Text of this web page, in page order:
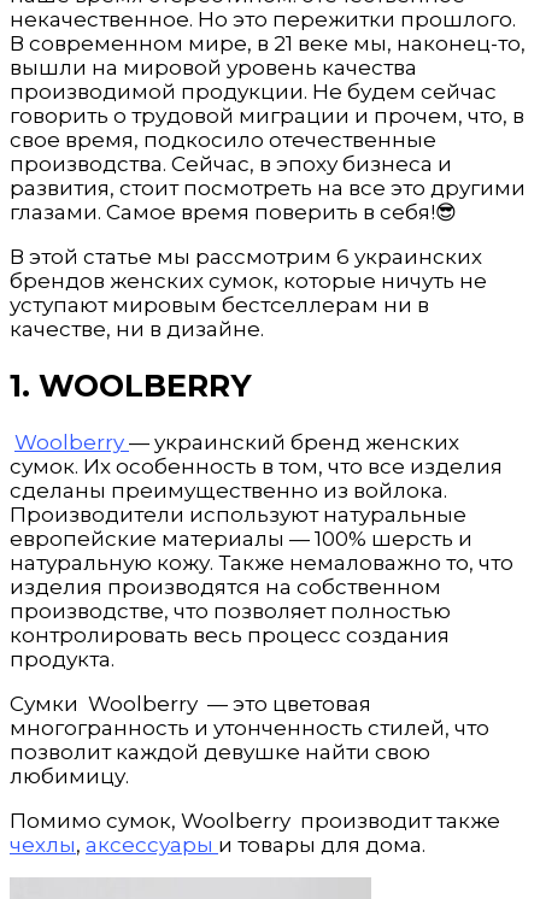
некачественное. Но это пережитки прошлого.
В современном мире, в 21 веке мы, наконец-то,
вышли на мировой уровень качества
производимой продукции. Не будем сейчас
говорить о трудовой миграции и прочем, что, в
свое время, подкосило отечественные
производства. Сейчас, в эпоху бизнеса и
развития, стоит посмотреть на все это другими
глазами. Самое время поверить в себя!😎
В этой статье мы рассмотрим 6 украинских
брендов женских сумок, которые ничуть не
уступают мировым бестселлерам ни в
качестве, ни в дизайне.
1. WOOLBERRY
Woolberry — украинский бренд женских
сумок. Их особенность в том, что все изделия
сделаны преимущественно из войлока.
Производители используют натуральные
европейские материалы — 100% шерсть и
натуральную кожу. Также немаловажно то, что
изделия производятся на собственном
производстве, что позволяет полностью
контролировать весь процесс создания
продукта.
Сумки Woolberry — это цветовая
многогранность и утонченность стилей, что
позволит каждой девушке найти свою
любимицу.
Помимо сумок, Woolberry производит также
чехлы, аксессуары и товары для дома.